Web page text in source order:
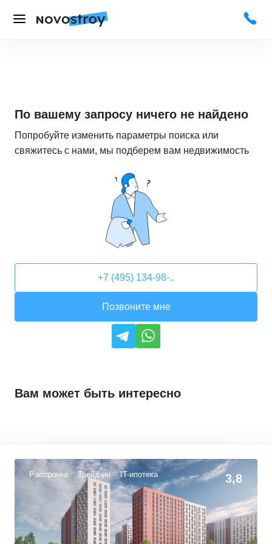
По вашему запросу ничего не найдено
Попробуйте изменить параметры поиска или
свяжитесь с нами, мы подберем вам недвижимость
+7 (495) 134-98-..
Позвоните мне
Вам может быть интересно
Рассрочка Трейд-ин IT-ипотека 3,8